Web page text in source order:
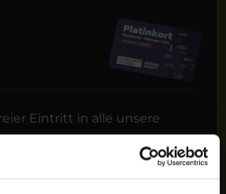
Eintritt in alle unsere
Begleiter